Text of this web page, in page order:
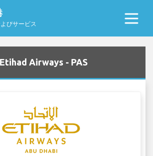
びサービス
Airways - PAS